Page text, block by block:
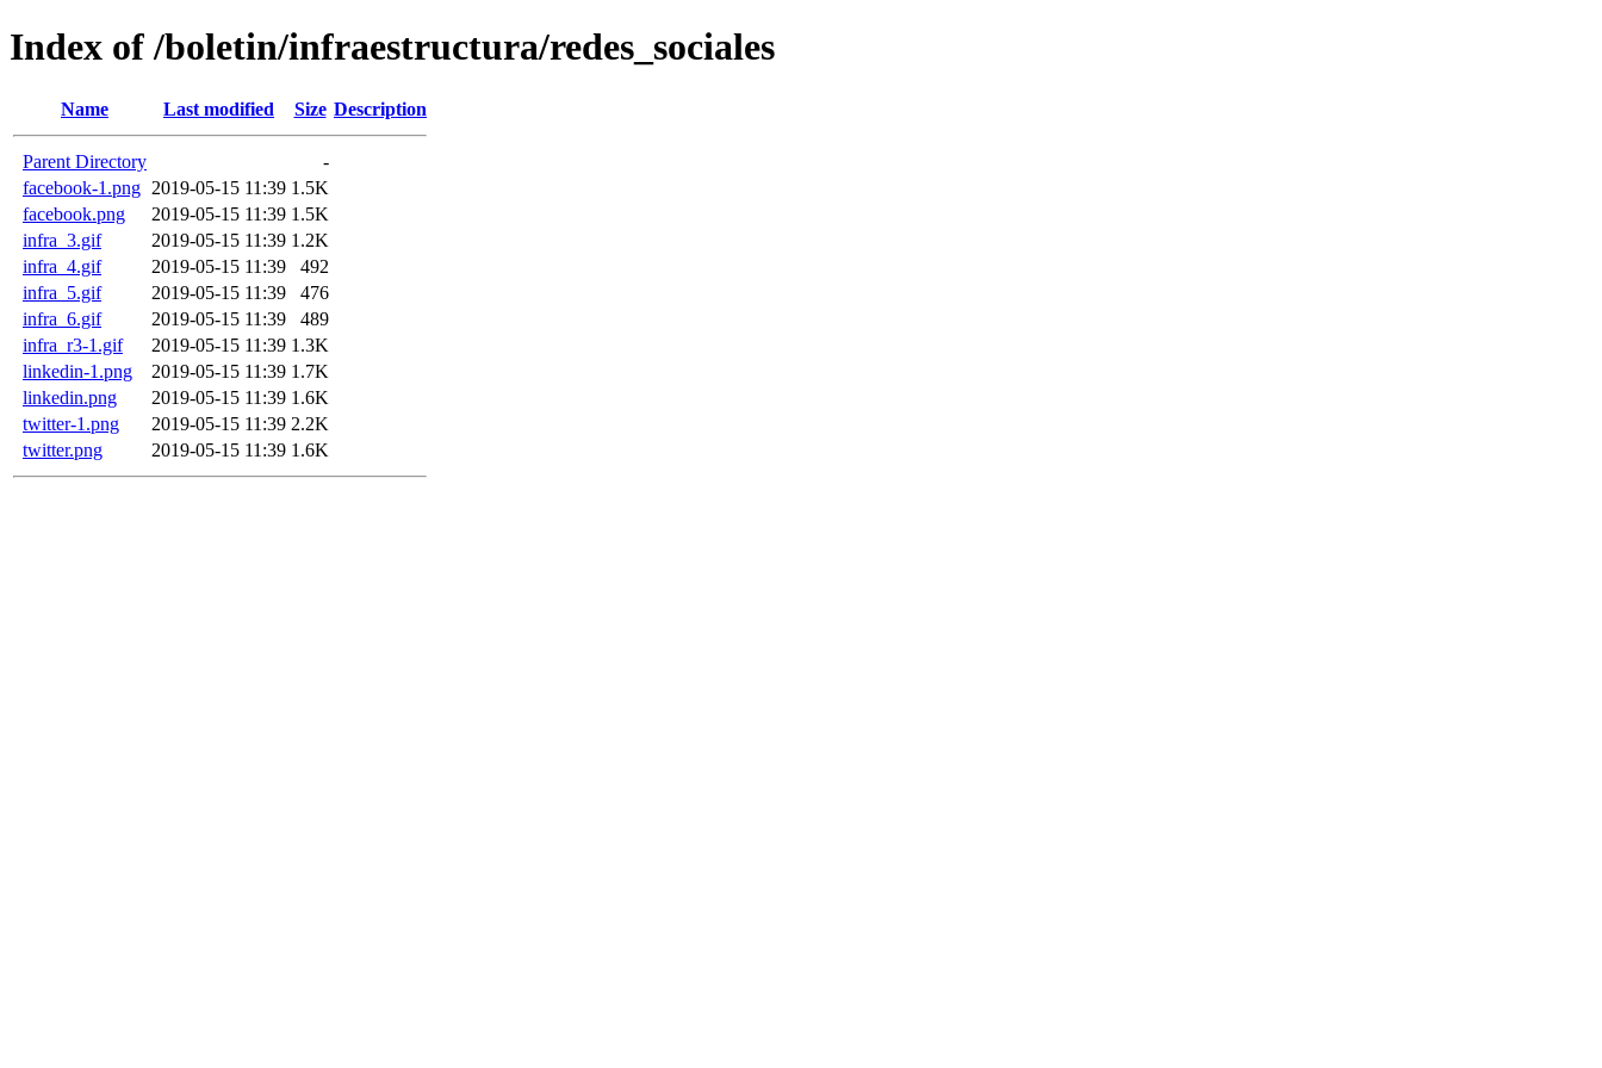
Index of /boletin/infraestructura/redes_sociales
Name Last modified Size Description
Parent Directory
-
facebook-1.png 2019-05-15 11:39 1.5K
facebook.png
2019-05-15 11:39 1.5K
infra_3.gif
2019-05-15 11:39 1.2K
infra_4.gif
2019-05-15 11:39
492
infra_5.gif
2019-05-15 11:39
476
infra_6.gif
2019-05-15 11:39
489
infra_r3-1.gif
2019-05-15 11:39 1.3K
linkedin-1.png
2019-05-15 11:39 1.7K
linkedin.png
2019-05-15 11:39 1.6K
twitter-1.png
2019-05-15 11:39 2.2K
twitter.png
2019-05-15 11:39 1.6K